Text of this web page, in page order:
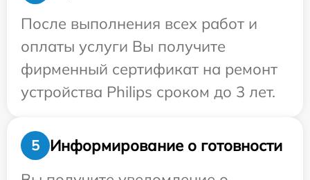
После выполнения всех работ и
оплаты услуги Вы получите
фирменный сертификат на ремонт
устройства Philips сроком до 3 лет.
5
Информирование о готовности